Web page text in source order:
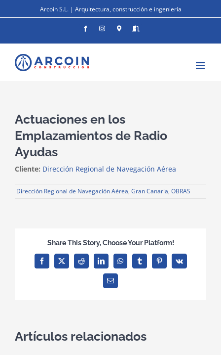
al
Arcoin S.L. | Arquitectura, construcción e ingeniería
FacebookInstagramDondeEntrar
Actuaciones en los
Emplazamientos de Radio
Ayudas
Cliente: Dirección Regional de Navegación Aérea
Dirección Regional de Navegación Aérea, Gran Canaria, OBRAS
Share This Story, Choose Your Platform!
Facebook
X Reddit LinkedInWhatsAppTumblrPinterest
Vk
Correo
electrónico
Artículos relacionados